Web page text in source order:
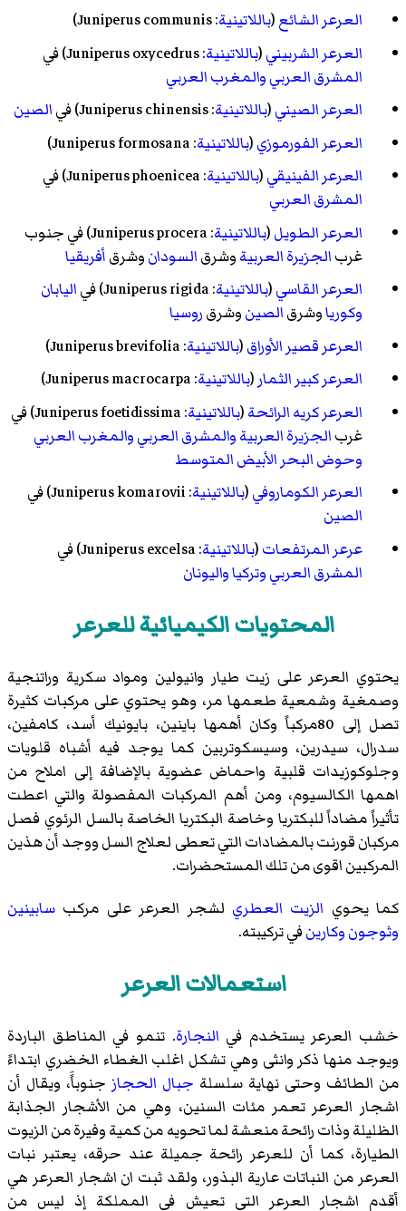
العرعر الشائع(باللاتينية:
Juniperus communis
)
العرعر الشربيني(باللاتينية:
Juniperus oxycedrus) في
المشرق العربيوالمغرب العربي
العرعر الصيني(باللاتينية:
Juniperus chinensis) فيالصين
العرعر الفورموزي(باللاتينية:
Juniperus formosana
)
العرعر الفينيقي(باللاتينية:
Juniperus phoenicea) في
المشرق العربي
العرعر الطويل(باللاتينية:
Juniperus procera) في جنوب
غربالجزيرة العربيةوشرقالسودانوشرقأفريقيا
العرعر القاسي(باللاتينية:
Juniperus rigida) فياليابان
وكورياوشرقالصينوشرقروسيا
العرعر قصير الأوراق(باللاتينية:
Juniperus brevifolia
)
العرعر كبير الثمار (باللاتينية:
Juniperus macrocarpa
)
العرعر كريه الرائحة(باللاتينية:
Juniperus foetidissima) في
غربالجزيرة العربيةوالمشرق العربيوالمغرب العربي
وحوض البحر الأبيض المتوسط
العرعر الكوماروفي(باللاتينية:
Juniperus komarovii) في
الصين
عرعر المرتفعات(باللاتينية:
Juniperus excelsa) في
المشرق العربيوتركياواليونان
المحتويات الكيميائية للعرعر
يحتوي العرعر على زيت طيار وانيولين ومواد سكرية وراتنجية
وصمغية وشمعية طعمها مر، وهو يحتوي على مركبات كثيرة
تصل إلى 80مركباً وكان أهمها باينين، بايونيك أسد، كامفين،
سدرال، سيدرين، وسيسكوتربين كما يوجد فيه أشباه قلويات
وجلوكوزيدات قلبية واحماض عضوية بالإضافة إلى املاح من
اهمها الكالسيوم، ومن أهم المركبات المفصولة والتي اعطت
تأثيراً مضاداً للبكتريا وخاصة البكتريا الخاصة بالسل الرئوي فصل
مركبان قورنت بالمضادات التي تعطى لعلاج السل ووجد أن هذين
المركبين اقوى من تلك المستحضرات.
كما يحوي الزيت العطري لشجر العرعر على مركب سابينين
وثوجونوكارينفي تركيبته.
استعمالات العرعر
خشب العرعر يستخدم في النجارة. تنمو في المناطق الباردة
ويوجد منها ذكر وانثى وهي تشكل اغلب الغطاء الخضري ابتداءً
من الطائف وحتى نهاية سلسلة جبال الحجاز جنوباًَ، ويقال أن
اشجار العرعر تعمر مئات السنين، وهي من الأشجار الجذابة
الظليلة وذات رائحة منعشة لما تحويه من كمية وفيرة من الزيوت
الطيارة، كما أن للعرعر رائحة جميلة عند حرقه، يعتبر نبات
العرعر من النباتات عارية البذور، ولقد ثبت ان اشجار العرعر هي
أقدم اشجار العرعر التي تعيش في المملكة إذ ليس من